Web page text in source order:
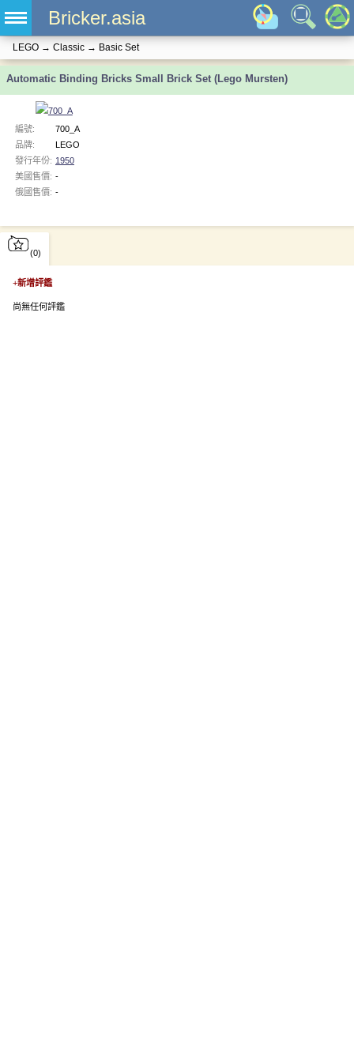
Bricker.asia
LEGO → Classic → Basic Set
Automatic Binding Bricks Small Brick Set (Lego Mursten)
編號:
700_A
品牌:
LEGO
發行年份: 1950
美國售價: -
俄國售價: -
(0)
+新增評鑑
尚無任何評鑑